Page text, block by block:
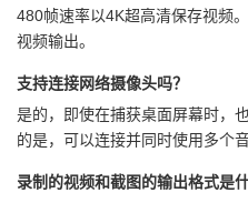
480帧速率以4K超高清保存视频
视频输出。
支持连接网络摄像头吗？
是的，即使在捕获桌面屏幕时，
的是，可以连接并同时使用多个
录制的视频和截图的输出格式是什